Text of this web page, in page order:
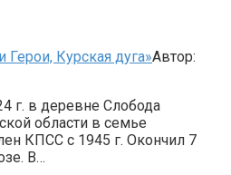
Герои, Курская дуга»Автор:
г. в деревне Слобода
области в семье
КПСС с 1945 г. Окончил 7
В…